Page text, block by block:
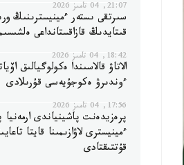
21:07, 04 تامىز 2026
سىرتقى ىستەر ءمينيسترىنىڭ
قىتايدىڭ قازاقستانداعى
18:42, 04 تامىز 2026
الاتاۋ قالاسىندا ەكولوگيالىق
ءوندىرۋ ەكوجۇيەسى قۇرىلادى
17:56, 04 تامىز 2026
پرەزيدەنت پاشينياندى ارمەنيا
ءمينيسترى لاۋازىمىنا قايتا
قۇتتىقتادى